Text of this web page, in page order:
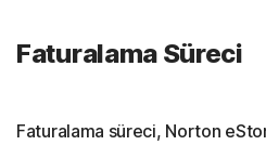
Faturalama Süreci
Faturalama süreci, Norton